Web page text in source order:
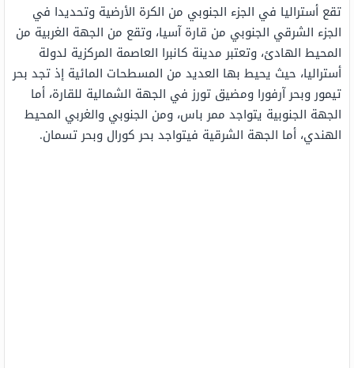
تقع أستراليا في الجزء الجنوبي من الكرة الأرضية وتحديدا في
الجزء الشرقي الجنوبي من قارة آسيا، وتقع من الجهة الغربية من
المحيط الهادئ، وتعتبر مدينة كانبرا العاصمة المركزية لدولة
أستراليا، حيث يحيط بها العديد من المسطحات المائية إذ تجد بحر
تيمور وبحر آرفورا ومضيق تورز في الجهة الشمالية للقارة، أما
الجهة الجنوبية يتواجد ممر باس، ومن الجنوبي والغربي المحيط
الهندي، أما الجهة الشرقية فيتواجد بحر كورال وبحر تسمان.